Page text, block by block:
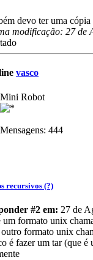
devo ter uma
modificação: 27 de
vasco
Mini Robot
Mensagens: 444
recursivos (?)
#2 em: 27 de
formato unix
formato unix
é fazer um tar (que é